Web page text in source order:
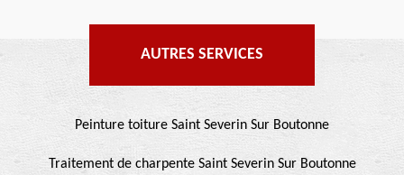
AUTRES SERVICES
Peinture toiture Saint Severin Sur Boutonne
Traitement de charpente Saint Severin Sur Boutonne